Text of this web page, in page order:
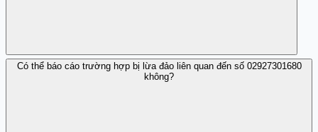
Lừa đảo từ số 02927301680 thường liên quan đến các
Có thể báo cáo trường hợp bị lừa đảo liên quan đến số 02927301680
không?